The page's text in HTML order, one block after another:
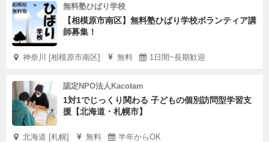
無料塾ひばり学校
【相模原市南区】無料塾ひばり学校ボランティア講
師募集！
神奈川 [相模原市南区] 無料 1日間~長期歓迎
認定NPO法人Kacotam
1対1でじっくり関わる 子どもの個別訪問型学習支
援【北海道・札幌市】
北海道 [札幌] 無料 半年からOK